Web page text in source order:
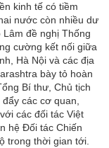
kinh tế có tiềm
nước còn nhiều dư
đề nghị Thống
cường kết nối giữa
Hà Nội và các địa
bày tỏ hoàn
Bí thư, Chủ tịch
các cơ quan,
các đối tác Việt
hệ Đối tác Chiến
trong thời gian tới.